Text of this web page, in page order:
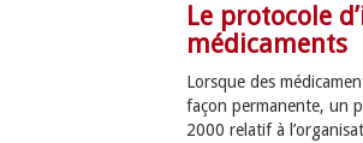
Le protocole
médicaments
Lorsque des
façon permanente, un
2000 relatif à